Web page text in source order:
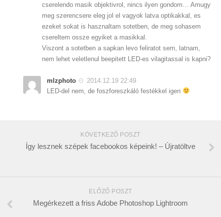
cserelendo masik objektivrol, nincs ilyen gondom… Amugy
meg szerencsere eleg jol el vagyok latva optikakkal, es
ezeket sokat is hasznaltam sotetben, de meg sohasem
csereltem ossze egyiket a masikkal.
Viszont a sotetben a sapkan levo feliratot sem, latnam,
nem lehet veletlenul beepitett LED-es vilagitassal is kapni?
mlzphoto
2014.12.19 22:49
LED-del nem, de foszforeszkáló festékkel igen
KÖVETKEZŐ POSZT
Így lesznek szépek facebookos képeink! – Újratöltve
ELŐZŐ POSZT
Megérkezett a friss Adobe Photoshop Lightroom